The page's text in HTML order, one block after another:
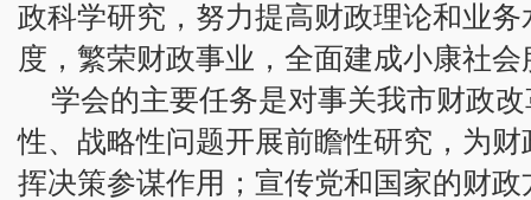
政科学研究，努力提高财政理论和业
度，繁荣财政事业，全面建成小康社会
学会的主要任务是对事关我市财政
性、战略性问题开展前瞻性研究，为
挥决策参谋作用；宣传党和国家的财